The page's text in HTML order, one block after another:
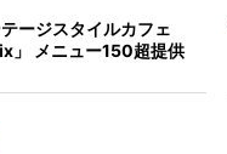
ージスタイルカフェ
」 メニュー150超提供